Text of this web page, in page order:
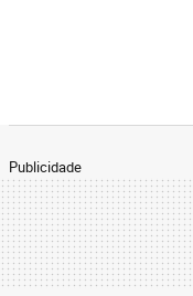
Publicidade